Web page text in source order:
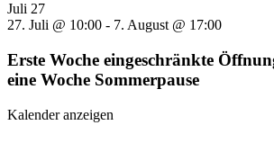
Juli 27
27. Juli @ 10:00 - 7. August @ 17:00
Erste Woche eingeschränkte
eine Woche Sommerpause
Kalender anzeigen